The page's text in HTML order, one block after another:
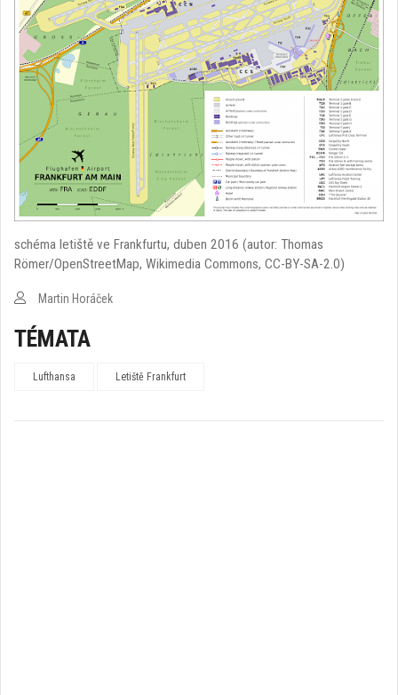
schéma letiště ve Frankfurtu, duben 2016 (autor: Thomas
Römer/OpenStreetMap, Wikimedia Commons, CC-BY-SA-2.0)
Martin Horáček
TÉMATA
Lufthansa Letiště Frankfurt